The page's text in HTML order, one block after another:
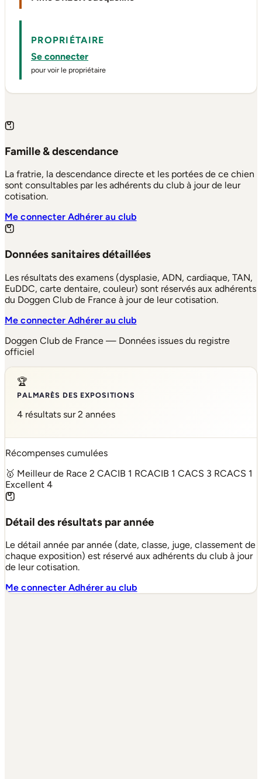
PROPRIÉTAIRE
Se connecter
pour voir le propriétaire
Famille & descendance
La fratrie, la descendance directe et les portées de ce chien
sont consultables par les adhérents du club à jour de leur
cotisation.
Me connecterAdhérer au club
Données sanitaires détaillées
Les résultats des examens (dysplasie, ADN, cardiaque, TAN,
EuDDC, carte dentaire, couleur) sont réservés aux adhérents
du Doggen Club de France à jour de leur cotisation.
Me connecterAdhérer au club
Doggen Club de France — Données issues du registre
officiel
🏆
PALMARÈS DES EXPOSITIONS
4 résultats sur 2 années
Récompenses cumulées
🥇 Meilleur de Race 2 CACIB 1 RCACIB 1 CACS 3 RCACS 1
Excellent 4
Détail des résultats par année
Le détail année par année (date, classe, juge, classement de
chaque exposition) est réservé aux adhérents du club à jour
de leur cotisation.
Me connecterAdhérer au club